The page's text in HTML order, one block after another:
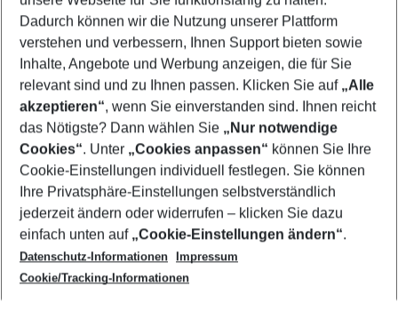
Mehr Filter anzeigen
Footer
Footer navigation
Über uns
AGB
Cookie-Einstellungen ändern
Cookie-Richtlinie
Datenschutz
Service & Hilfe
Barrierefreies Reisen
Check-in
Folgen Sie uns
Dadurch können wir die Nutzung unserer Plattform
verstehen und verbessern, Ihnen Support bieten sowie
Inhalte, Angebote und Werbung anzeigen, die für Sie
relevant sind und zu Ihnen passen. Klicken Sie auf „Alle
akzeptieren“, wenn Sie einverstanden sind. Ihnen reicht
das Nötigste? Dann wählen Sie „Nur notwendige
Cookies“. Unter „Cookies anpassen“ können Sie Ihre
Cookie-Einstellungen individuell festlegen. Sie können
Ihre Privatsphäre-Einstellungen selbstverständlich
jederzeit ändern oder widerrufen – klicken Sie dazu
einfach unten auf „Cookie-Einstellungen ändern“.
Datenschutz-Informationen
Impressum
Cookie/Tracking-Informationen